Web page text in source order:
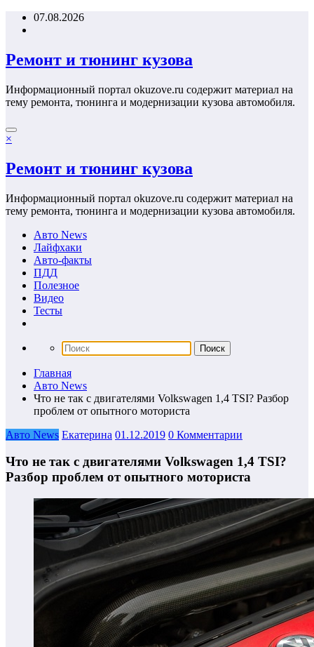
Перейти07.08.2026
Ремонт и тюнинг кузова
Информационный портал okuzove.ru содержит материал на
тему ремонта, тюнинга и модернизации кузова автомобиля.
×
Ремонт и тюнинг кузова
Информационный портал okuzove.ru содержит материал на
тему ремонта, тюнинга и модернизации кузова автомобиля.
Авто News
Лайфхаки
Авто-факты
ПДД
Полезное
Видео
Тесты
Главная
Авто News
Что не так с двигателями Volkswagen 1,4 TSI? Разбор
проблем от опытного моториста
Авто News Екатерина 01.12.2019 0 Комментарии
Что не так с двигателями Volkswagen 1,4 TSI?
Разбор проблем от опытного моториста